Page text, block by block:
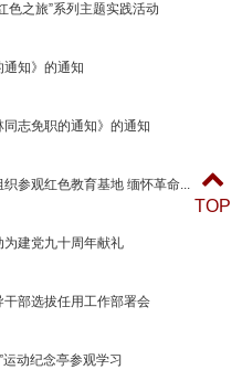
色之旅”系列主题实践活动
知》的通知
志免职的通知》的通知
参观红色教育基地 缅怀革命...
建党九十周年献礼
部选拔任用工作部署会
动纪念亭参观学习
TOP